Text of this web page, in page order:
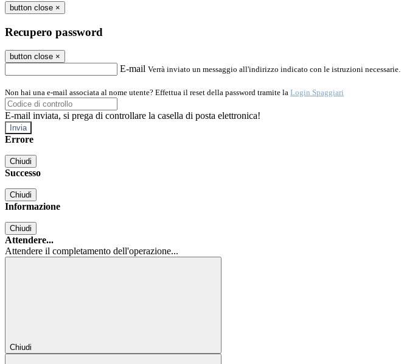
button close ×
Recupero password
button close ×
E-mail Verrà inviato un messaggio all'indirizzo indicato con le istruzioni necessarie.
Non hai una e-mail associata al nome utente? Effettua il reset della password tramite la Login Spaggiari
E-mail inviata, si prega di controllare la casella di posta elettronica!
Errore
Chiudi
Successo
Chiudi
Informazione
Chiudi
Attendere...
Attendere il completamento dell'operazione...
Chiudi